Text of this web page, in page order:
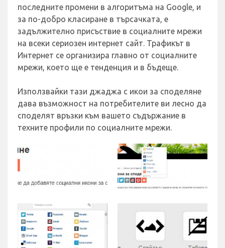
последните промени в алгоритъма на Google, и
за по-добро класиране в търсачката, е
задължително присъствие в социалните мрежи
на всеки сериозен интернет сайт. Трафикът в
Интернет се организира главно от социалните
мрежи, което ще е тенденция и в бъдеще.
Използвайки тази джаджа с икои за споделяне
дава възможност на потребителите ви лесно да
споделят връзки към вашето съдържание в
техните профили по социалните мрежи.